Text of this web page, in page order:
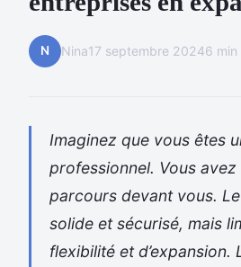
N Nina17 septembre 20246
Imaginez que vous êtes
professionnel. Vous
parcours devant vous.
solide et sécurisé, mais
flexibilité et d’expansion.